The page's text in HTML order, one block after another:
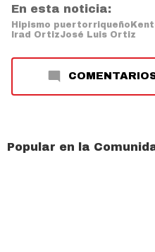
En esta noticia:
Hipismo puertorriqueño
Irad OrtizJosé Luis Ortiz
Popular en la